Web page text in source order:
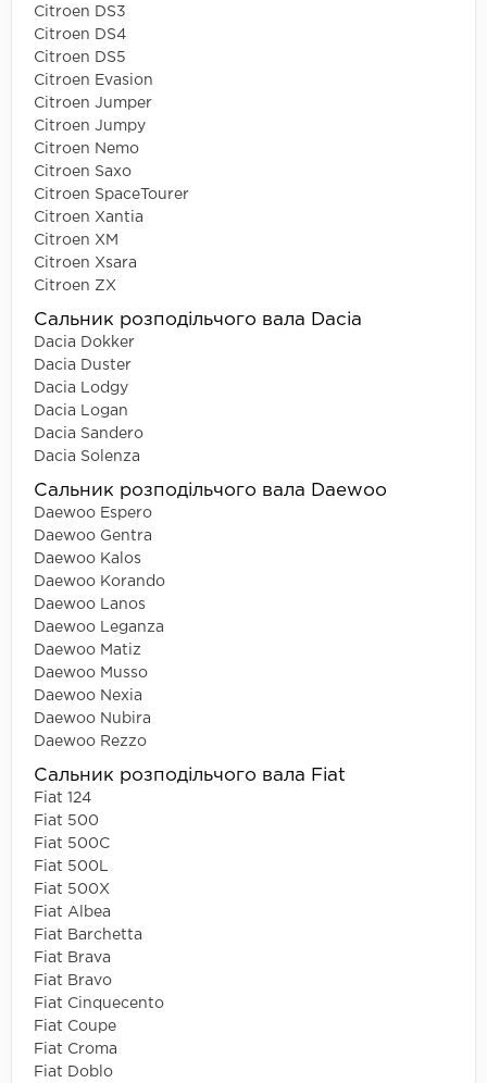
Citroen DS3
Citroen DS4
Citroen DS5
Citroen Evasion
Citroen Jumper
Citroen Jumpy
Citroen Nemo
Citroen Saxo
Citroen SpaceTourer
Citroen Xantia
Citroen XM
Citroen Xsara
Citroen ZX
Сальник розподільчого вала Dacia
Dacia Dokker
Dacia Duster
Dacia Lodgy
Dacia Logan
Dacia Sandero
Dacia Solenza
Сальник розподільчого вала Daewoo
Daewoo Espero
Daewoo Gentra
Daewoo Kalos
Daewoo Korando
Daewoo Lanos
Daewoo Leganza
Daewoo Matiz
Daewoo Musso
Daewoo Nexia
Daewoo Nubira
Daewoo Rezzo
Сальник розподільчого вала Fiat
Fiat 124
Fiat 500
Fiat 500C
Fiat 500L
Fiat 500X
Fiat Albea
Fiat Barchetta
Fiat Brava
Fiat Bravo
Fiat Cinquecento
Fiat Coupe
Fiat Croma
Fiat Doblo